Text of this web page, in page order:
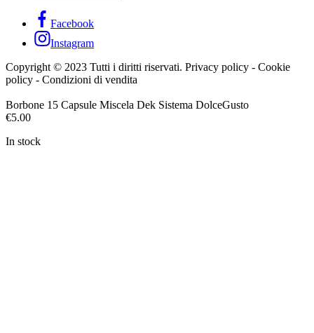
Facebook
Instagram
Copyright © 2023 Tutti i diritti riservati. Privacy policy - Cookie
policy - Condizioni di vendita
Borbone 15 Capsule Miscela Dek Sistema DolceGusto
€5.00
In stock